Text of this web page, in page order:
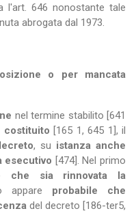
l'art. 646 nonostante tale
abrogata dal 1973.
o per mancata
nel termine stabilito [641
costituito [165 1, 645 1], il
, su istanza anche
esecutivo [474]. Nel primo
che sia rinnovata la
appare probabile che
del decreto [186-ter5,